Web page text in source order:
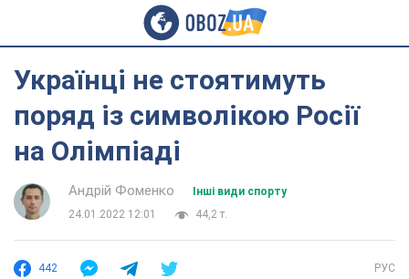
Українці не стоятимуть
поряд із символікою Росії
на Олімпіаді
Андрій Фоменко
Інші види спорту
24.01.2022 12:01
44,2 т.
442 РУС